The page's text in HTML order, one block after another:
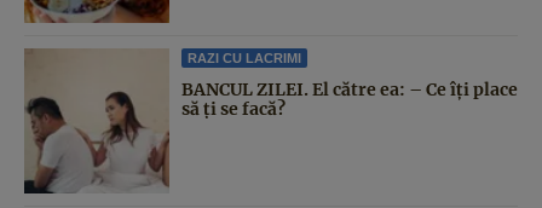
RAZI CU LACRIMI
BANCUL ZILEI. El către ea: – Ce îți place
să ți se facă?